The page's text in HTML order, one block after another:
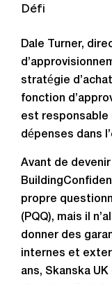
Défi
Dale Turner,
stratégie
fonction
est responsable
dépenses dans
Avant de
propre
(PQQ), mais il
donner des
internes et
ans, Skanska